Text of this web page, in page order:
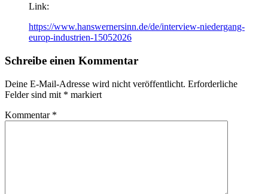
Link:
https://www.hanswernersinn.de/de/interview-niedergang-
europ-industrien-15052026
Schreibe einen Kommentar
Deine E-Mail-Adresse wird nicht veröffentlicht. Erforderliche
Felder sind mit * markiert
Kommentar *